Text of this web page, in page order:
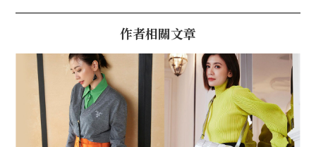
作者相關文章